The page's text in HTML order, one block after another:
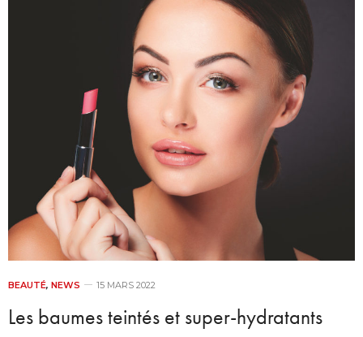
BEAUTÉ, NEWS 15 MARS 2022
Les baumes teintés et super-hydratants